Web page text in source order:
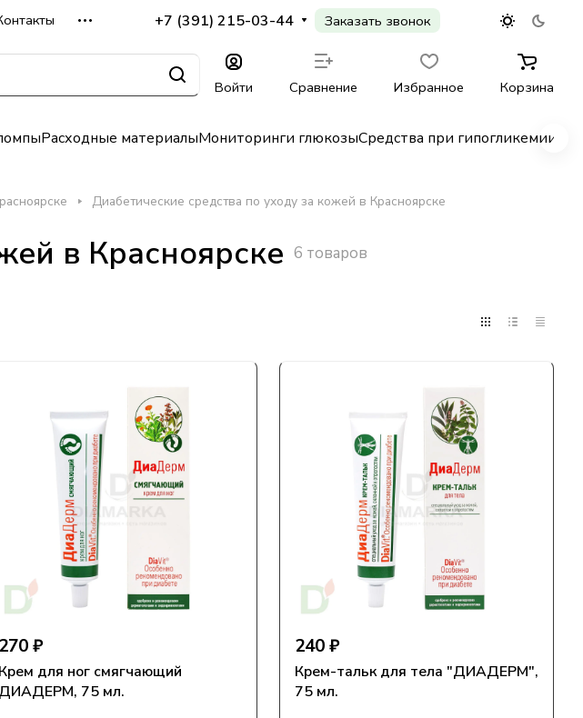
+7 (391) 215-03-44 Заказать звонок
Войти Сравнение Избранное Корзина
Расходные материалыМониторинги глюкозыСредства при гипогликемии
Диабетические средства по уходу за кожей в Красноярске
в Красноярске 6 товаров
270 ₽
Крем для ног смягчающий
ДИАДЕРМ, 75 мл.
240 ₽
Крем-тальк для тела "ДИАДЕРМ",
75 мл.